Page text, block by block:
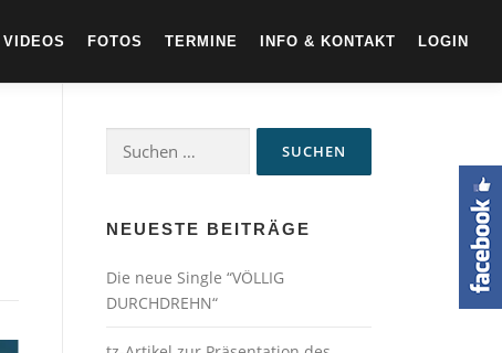
VIDEOS FOTOS TERMINE INFO & KONTAKT LOGIN
Suchen
nach:
NEUESTE BEITRÄGE
Die neue Single “VÖLLIG
DURCHDREHN“